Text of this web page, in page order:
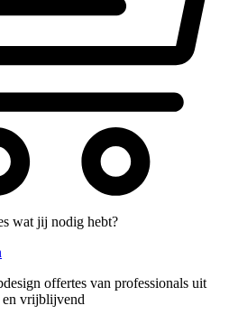
wat jij nodig hebt?
offertes van professionals uit
en vrijblijvend